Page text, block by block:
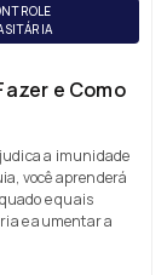
e Como
a imunidade
você aprenderá
e quais
e aumentar a